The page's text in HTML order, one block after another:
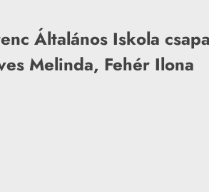
Általános Iskola
Melinda, Fehér Ilona